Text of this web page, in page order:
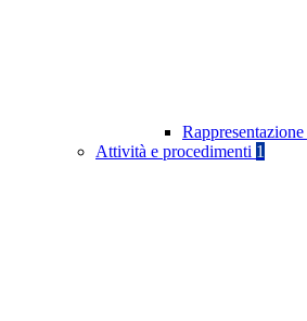
Attività e procedimenti 1